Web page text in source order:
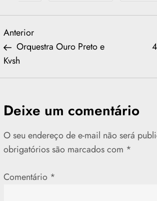
N
a
v
e
g
a
ç
Previous
Post
Anterior
Orquestra Ouro Preto e
Kvsh
Deixe um comentário
O seu endereço de e-mail não será
obrigatórios são marcados com *
Comentário *